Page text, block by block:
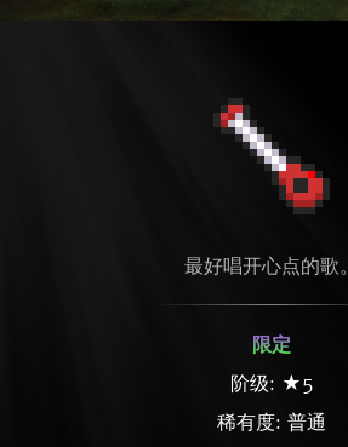
最好唱开心点的歌。
限定
阶级: ★5
稀有度: 普通